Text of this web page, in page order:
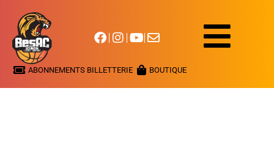
ABONNEMENTS BILLETTERIE BOUTIQUE